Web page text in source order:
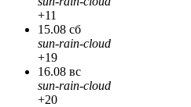
+11
15.08 сб
sun-rain-cloud
+19
16.08 вс
sun-rain-cloud
+20